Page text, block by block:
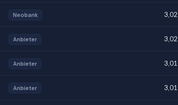
Neobank
Anbieter
Anbieter
Anbieter